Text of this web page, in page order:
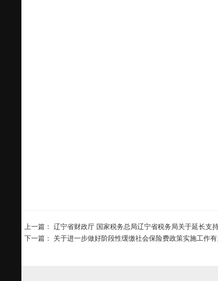
上一篇： 辽宁省财政厅 国家税务总局辽宁省税务局关于延长支
下一篇： 关于进一步做好阶段性缓缴社会保险费政策实施工作